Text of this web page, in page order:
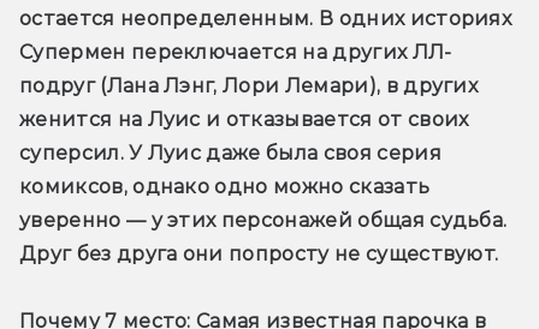
остается неопределенным. В одних историях
Супермен переключается на других ЛЛ-
подруг (Лана Лэнг, Лори Лемари), в других
женится на Луис и отказывается от своих
суперсил. У Луис даже была своя серия
комиксов, однако одно можно сказать
уверенно — у этих персонажей общая судьба.
Друг без друга они попросту не существуют.
Почему 7 место: Самая известная парочка в